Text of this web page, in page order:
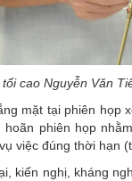
cao Nguyễn Văn
mặt tại phiên họp
phiên họp
việc đúng thời hạn
kiến nghị, kháng